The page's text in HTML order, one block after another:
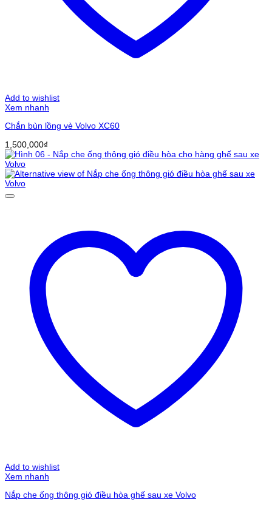
Add to wishlist
Xem nhanh
Chắn bùn lồng vè Volvo XC60
1,500,000₫
Add to wishlist
Xem nhanh
Nắp che ống thông gió điều hòa ghế sau xe Volvo